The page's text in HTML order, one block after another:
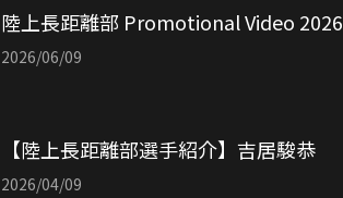
陸上長距離部 Promotional Video 2026
2026/06/09
【陸上長距離部選手紹介】吉居駿恭
2026/04/09